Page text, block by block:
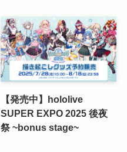
【発売中】hololive
SUPER EXPO 2025 後夜
祭 ~bonus stage~